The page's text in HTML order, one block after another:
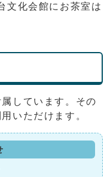
文化会館にお茶室は
しています。その
いただけます。